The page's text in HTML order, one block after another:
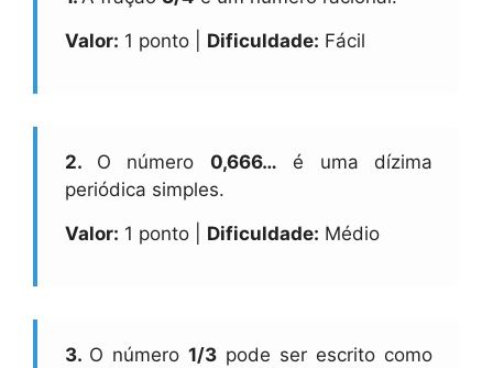
Valor: 1 ponto | Dificuldade: Fácil
2. O número 0,666… é uma dízima
periódica simples.
Valor: 1 ponto | Dificuldade: Médio
3. O número 1/3 pode ser escrito como